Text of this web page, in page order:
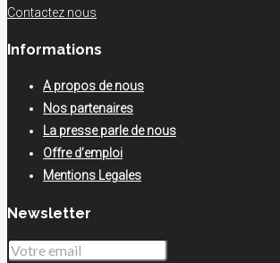
Contactez nous
Informations
A propos de nous
Nos partenaires
La presse parle de nous
Offre d’emploi
Mentions Legales
Newsletter